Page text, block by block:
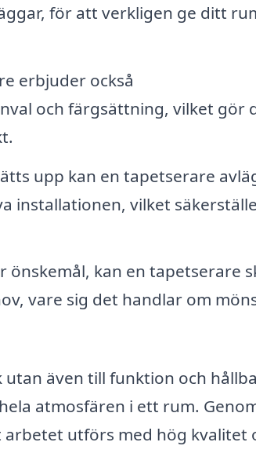
för att verkligen ge ditt
erbjuder också
och färgsättning, vilket gör
upp kan en tapetserare
installationen, vilket
önskemål, kan en tapetserare
vare sig det handlar om
även till funktion och
atmosfären i ett rum.
utförs med hög kvalitet